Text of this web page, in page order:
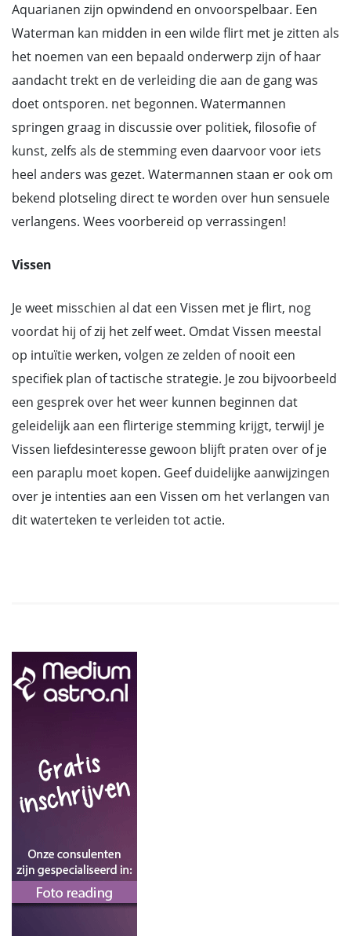
Aquarianen zijn opwindend en onvoorspelbaar. Een
Waterman kan midden in een wilde flirt met je zitten als
het noemen van een bepaald onderwerp zijn of haar
aandacht trekt en de verleiding die aan de gang was
doet ontsporen. net begonnen. Watermannen
springen graag in discussie over politiek, filosofie of
kunst, zelfs als de stemming even daarvoor voor iets
heel anders was gezet. Watermannen staan er ook om
bekend plotseling direct te worden over hun sensuele
verlangens. Wees voorbereid op verrassingen!
Vissen
Je weet misschien al dat een Vissen met je flirt, nog
voordat hij of zij het zelf weet. Omdat Vissen meestal
op intuïtie werken, volgen ze zelden of nooit een
specifiek plan of tactische strategie. Je zou bijvoorbeeld
een gesprek over het weer kunnen beginnen dat
geleidelijk aan een flirterige stemming krijgt, terwijl je
Vissen liefdesinteresse gewoon blijft praten over of je
een paraplu moet kopen. Geef duidelijke aanwijzingen
over je intenties aan een Vissen om het verlangen van
dit waterteken te verleiden tot actie.